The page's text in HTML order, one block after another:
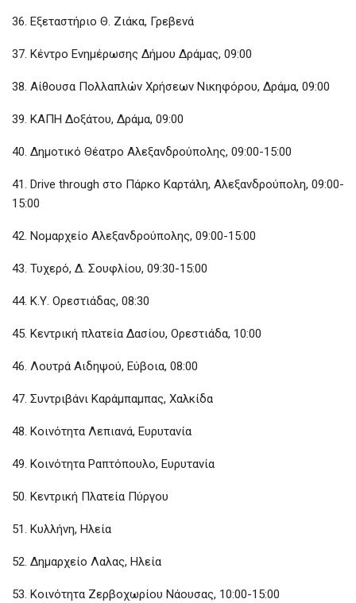
36. Εξεταστήριο Θ. Ζιάκα, Γρεβενά
37. Κέντρο Ενημέρωσης Δήμου Δράμας, 09:00
38. Αίθουσα Πολλαπλών Χρήσεων Νικηφόρου, Δράμα, 09:00
39. ΚΑΠΗ Δοξάτου, Δράμα, 09:00
40. Δημοτικό Θέατρο Αλεξανδρούπολης, 09:00-15:00
41. Drive through στο Πάρκο Καρτάλη, Αλεξανδρούπολη, 09:00-
15:00
42. Νομαρχείο Αλεξανδρούπολης, 09:00-15:00
43. Τυχερό, Δ. Σουφλίου, 09:30-15:00
44. Κ.Υ. Ορεστιάδας, 08:30
45. Κεντρική πλατεία Δασίου, Ορεστιάδα, 10:00
46. Λουτρά Αιδηψού, Εύβοια, 08:00
47. Συντριβάνι Καράμπαμπας, Χαλκίδα
48. Κοινότητα Λεπιανά, Ευρυτανία
49. Κοινότητα Ραπτόπουλο, Ευρυτανία
50. Κεντρική Πλατεία Πύργου
51. Κυλλήνη, Ηλεία
52. Δημαρχείο Λαλας, Ηλεία
53. Κοινότητα Ζερβοχωρίου Νάουσας, 10:00-15:00